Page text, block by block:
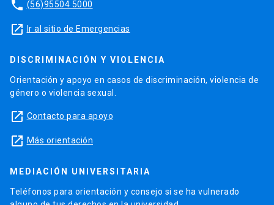
phone (56)95504 5000
launch Ir al sitio de Emergencias
DISCRIMINACIÓN Y VIOLENCIA
Orientación y apoyo en casos de discriminación, violencia de
género o violencia sexual.
launch Contacto para apoyo
launch Más orientación
MEDIACIÓN UNIVERSITARIA
Teléfonos para orientación y consejo si se ha vulnerado